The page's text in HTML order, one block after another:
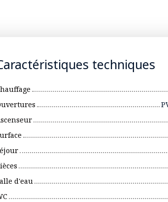
techniques
d'eau